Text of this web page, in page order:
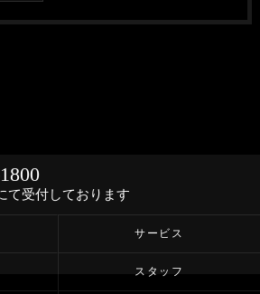
て受付しております
サービス
スタッフ